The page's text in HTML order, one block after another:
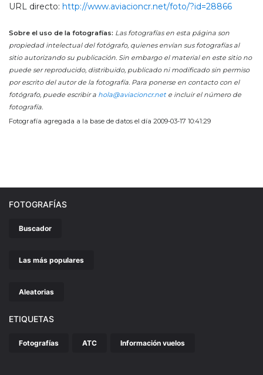
URL directo: http://www.aviacioncr.net/foto/?id=28866
Sobre el uso de la fotografías: Las fotografías en esta página son
propiedad intelectual del fotógrafo, quienes envían sus fotografías al
sitio autorizando su publicación. Sin embargo el material en este sitio no
puede ser reproducido, distribuido, publicado ni modificado sin permiso
por escrito del autor de la fotografía. Para ponerse en contacto con el
fotógrafo, puede escribir a hola@aviacioncr.nete incluir el número de
fotografía.
Fotografía agregada a la base de datos el día 2009-03-17 10:41:29
FOTOGRAFÍAS
Buscador
Las más populares
Aleatorias
ETIQUETAS
Fotografías ATC Información vuelos